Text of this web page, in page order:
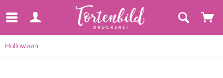
Halloween